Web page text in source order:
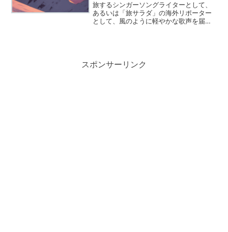
旅するシンガーソングライターとして、
あるいは「旅サラダ」の海外リポーター
として、風のように軽やかな歌声を届け
スポンサーリンク